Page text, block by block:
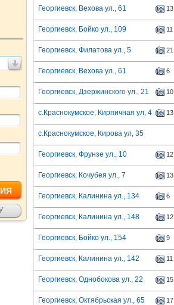
Георгиевск, Вехова ул., 61 13
Георгиевск, Бойко ул., 109 11
Георгиевск, Филатова ул., 5 21
Георгиевск, Вехова ул., 61 6
Георгиевск, Дзержинского ул., 21 10
с.Краснокумское, Кирпичная ул, 4 13
с.Краснокумское, Кирова ул, 35
Георгиевск, Фрунзе ул., 10 12
Георгиевск, Кочубея ул., 7 13
Георгиевск, Калинина ул., 134 6
Георгиевск, Калинина ул., 148 12
Георгиевск, Бойко ул., 154 9
Георгиевск, Калинина ул., 142 11
Георгиевск, Однобокова ул., 22 15
Георгиевск, Октябрьская ул., 65 17